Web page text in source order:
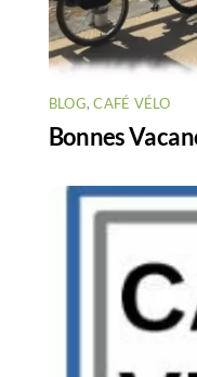
BLOG,CAFÉ VÉLO
Bonnes